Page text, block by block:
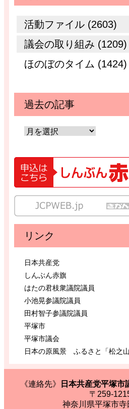
活動ファイル (2603)
議会の取り組み (1209)
ほのぼのタイム (1424)
過去の記事
リンク
日本共産党
しんぶん赤旗
はたの君枝衆議院議員
小池晃参議院議員
田村智子参議院議員
平塚市
平塚市議会
日本の原風景 ふるさと「松之山
《連絡先》
日本共産党平塚
〒259-
神奈川県平塚市寺